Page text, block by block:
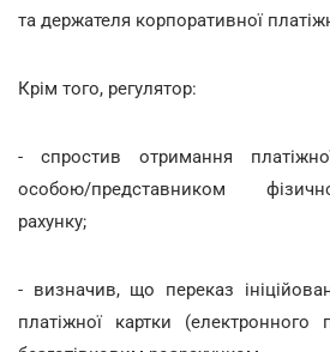
та держателя корпоративної
Крім того, регулятор:
- спростив отримання
особою/представником
рахунку;
- визначив, що переказ
платіжної картки (електронного